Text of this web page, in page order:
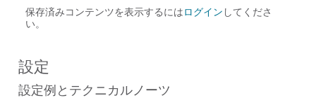
保存済みコンテンツを表示するにはログイン してくださ
い。
設定
設定例とテクニカルノーツ